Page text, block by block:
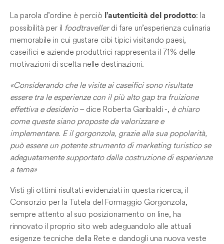
La parola d’ordine è perciò l’autenticità del prodotto: la
possibilità per il foodtravellerdi fare un’esperienza culinaria
memorabile in cui gustare cibi tipici visitando paesi,
caseifici e aziende produttrici rappresenta il 71% delle
motivazioni di scelta nelle destinazioni.
«Considerando che le visite ai caseifici sono risultate
essere tra le esperienze con il più alto gap tra fruizione
effettiva e desiderio– dice Roberta Garibaldi -, è chiaro
come queste siano proposte da valorizzare e
implementare. E il gorgonzola, grazie alla sua popolarità,
può essere un potente strumento di marketing turistico se
adeguatamente supportato dalla costruzione di esperienze
a tema»
Visti gli ottimi risultati evidenziati in questa ricerca, il
Consorzio per la Tutela del Formaggio Gorgonzola,
sempre attento al suo posizionamento on line, ha
rinnovato il proprio sito web adeguandolo alle attuali
esigenze tecniche della Rete e dandogli una nuova veste